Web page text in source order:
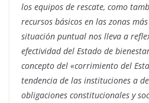
los equipos de rescate, como
recursos básicos en las zonas
situación puntual nos lleva a
efectividad del Estado de
concepto del «corrimiento del
tendencia de las instituciones a
obligaciones constitucionales y